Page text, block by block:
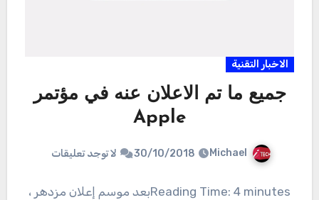
الاخبار التقنية
جميع ما تم الاعلان عنه في مؤتمر
Apple
Michael
30/10/2018 لا توجد تعليقات
Reading Time: 4 minutesبعد موسم إعلان مزدهر ،